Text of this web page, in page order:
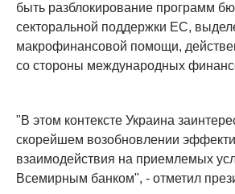
быть разблокирование программ
секторальной поддержки ЕС,
макрофинансовой помощи,
со стороны международных
"В этом контексте Украина
скорейшем возобновлении
взаимодействия на приемлемых
Всемирным банком", - отметил